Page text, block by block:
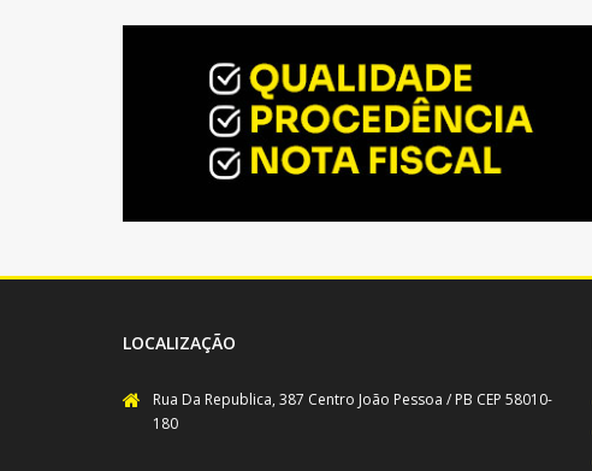
LOCALIZAÇÃO
Rua Da Republica, 387 Centro João Pessoa / PB CEP 58010-
180